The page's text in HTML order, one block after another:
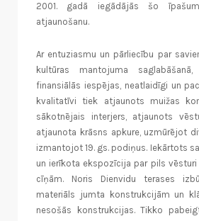
2001. gadā iegādājās šo
atjaunošanu.
Ar entuziasmu un pārliecību par
kultūras mantojuma
finansiālās iespējas, neatlaidīgi un
kvalitatīvi tiek atjaunots muižas
sākotnējais interjers, atjaunots
atjaunota krāsns apkure, uzmūrējot
izmantojot 19. gs. podiņus. Iekārtots
un ierīkota ekspozīcija par pils
cīņām. Noris Dienvidu terases
materiāls jumta konstrukcijām un
nesošās konstrukcijas. Tikko